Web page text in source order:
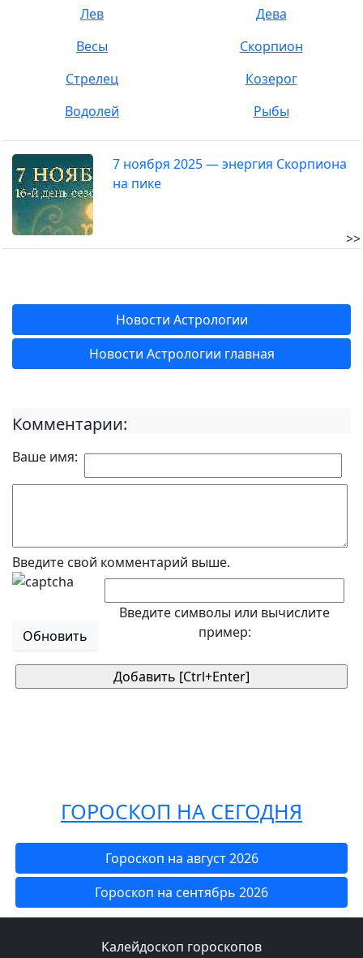
Лев
Дева
Весы
Скорпион
Стрелец
Козерог
Водолей
Рыбы
7 ноября 2025 — энергия Скорпиона
на пике
>>
Новости Астрологии
Новости Астрологии главная
Комментарии:
Ваше имя:
Введите свой комментарий выше.
Обновить
Введите символы или вычислите
пример:
ГОРОСКОП НА СЕГОДНЯ
Гороскоп на август 2026
Гороскоп на сентябрь 2026
Калейдоскоп гороскопов